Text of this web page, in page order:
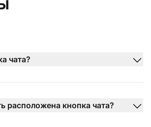
чата?
расположена кнопка чата?